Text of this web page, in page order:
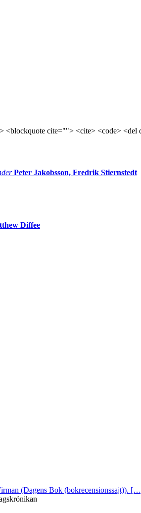
cite=""> <cite> <code>
Peter Jakobsson, Fredrik Stiernstedt
Diffee
(Dagens Bok (bokrecensionssajt)).